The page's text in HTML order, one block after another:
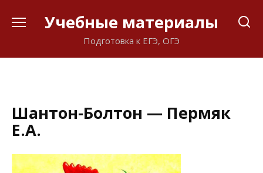
Учебные материалы
Подготовка к ЕГЭ, ОГЭ
Шантон-Болтон — Пермяк
Е.А.